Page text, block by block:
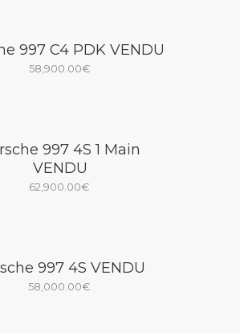
997 C4 PDK VENDU
58,900.00€
997 4S 1 Main
VENDU
62,900.00€
997 4S VENDU
58,000.00€